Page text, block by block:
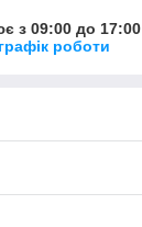
з 09:00 до 17:00
роботи